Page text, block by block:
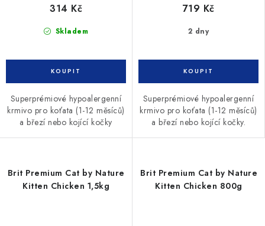
Skladem
314 Kč
Superprémiové hypoalergenní
krmivo pro koťata (1-12 měsíců)
a březí nebo kojící kočky
2 dny
719 Kč
Superprémiové hypoalergenní
krmivo pro koťata (1-12 měsíců)
a březí nebo kojící kočky.
Brit Premium Cat by Nature
Kitten Chicken 1,5kg
Brit Premium Cat by Nature
Kitten Chicken 800g